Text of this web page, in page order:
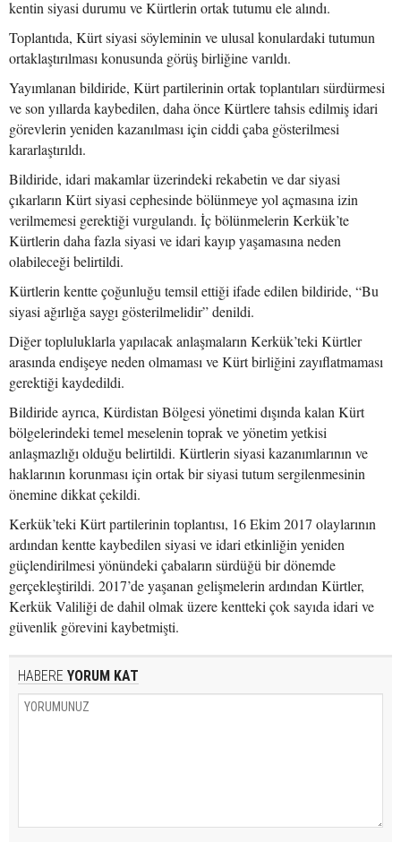
kentin siyasi durumu ve Kürtlerin ortak tutumu ele alındı.
Toplantıda, Kürt siyasi söyleminin ve ulusal konulardaki tutumun
ortaklaştırılması konusunda görüş birliğine varıldı.
Yayımlanan bildiride, Kürt partilerinin ortak toplantıları sürdürmesi
ve son yıllarda kaybedilen, daha önce Kürtlere tahsis edilmiş idari
görevlerin yeniden kazanılması için ciddi çaba gösterilmesi
kararlaştırıldı.
Bildiride, idari makamlar üzerindeki rekabetin ve dar siyasi
çıkarların Kürt siyasi cephesinde bölünmeye yol açmasına izin
verilmemesi gerektiği vurgulandı. İç bölünmelerin Kerkük’te
Kürtlerin daha fazla siyasi ve idari kayıp yaşamasına neden
olabileceği belirtildi.
Kürtlerin kentte çoğunluğu temsil ettiği ifade edilen bildiride, “Bu
siyasi ağırlığa saygı gösterilmelidir” denildi.
Diğer topluluklarla yapılacak anlaşmaların Kerkük’teki Kürtler
arasında endişeye neden olmaması ve Kürt birliğini zayıflatmaması
gerektiği kaydedildi.
Bildiride ayrıca, Kürdistan Bölgesi yönetimi dışında kalan Kürt
bölgelerindeki temel meselenin toprak ve yönetim yetkisi
anlaşmazlığı olduğu belirtildi. Kürtlerin siyasi kazanımlarının ve
haklarının korunması için ortak bir siyasi tutum sergilenmesinin
önemine dikkat çekildi.
Kerkük’teki Kürt partilerinin toplantısı, 16 Ekim 2017 olaylarının
ardından kentte kaybedilen siyasi ve idari etkinliğin yeniden
güçlendirilmesi yönündeki çabaların sürdüğü bir dönemde
gerçekleştirildi. 2017’de yaşanan gelişmelerin ardından Kürtler,
Kerkük Valiliği de dahil olmak üzere kentteki çok sayıda idari ve
güvenlik görevini kaybetmişti.
HABERE YORUM KAT